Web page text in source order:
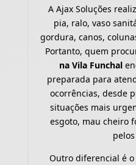
A Ajax Soluções
pia, ralo, vaso
gordura, canos,
Portanto, quem
na Vila Funchal
preparada para
ocorrências, desde
situações mais
esgoto, mau cheiro
Outro diferencial é